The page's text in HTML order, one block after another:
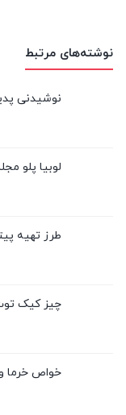
نوشته‌های مرتبط
نوشیدنی
لوبیا پلو
طرز تهیه
چیز کیک
خواص خرما و